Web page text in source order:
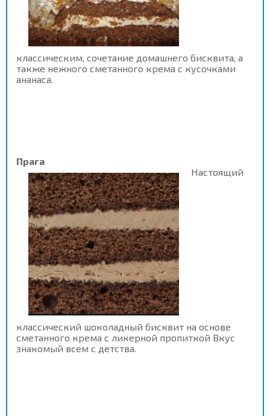
классическим, сочетание домашнего бисквита, а
также нежного сметанного крема с кусочками
ананаса.
Прага
Настоящий
классический шоколадный бисквит на основе
сметанного крема с ликерной пропиткой Вкус
знакомый всем с детства.